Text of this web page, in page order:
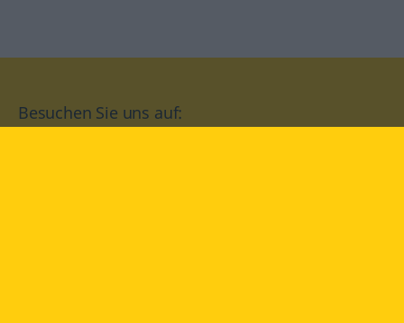
Besuchen Sie uns auf: